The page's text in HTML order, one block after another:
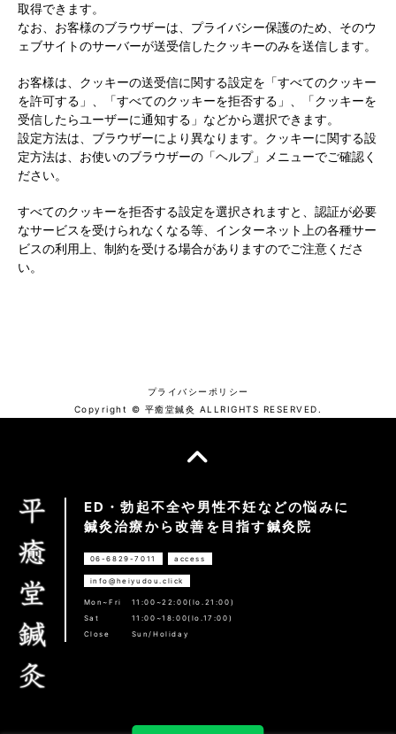
取得できます。
なお、お客様のブラウザーは、プライバシー保護のため、そのウ
ェブサイトのサーバーが送受信したクッキーのみを送信します。
お客様は、クッキーの送受信に関する設定を「すべてのクッキー
を許可する」、「すべてのクッキーを拒否する」、「クッキーを
受信したらユーザーに通知する」などから選択できます。
設定方法は、ブラウザーにより異なります。クッキーに関する設
定方法は、お使いのブラウザーの「ヘルプ」メニューでご確認く
ださい。
すべてのクッキーを拒否する設定を選択されますと、認証が必要
なサービスを受けられなくなる等、インターネット上の各種サー
ビスの利用上、制約を受ける場合がありますのでご注意くださ
い。
プライバシーポリシー
Copyright © 平癒堂鍼灸 ALLRIGHTS RESERVED.
ED・勃起不全や男性不妊などの悩みに
鍼灸治療から改善を目指す鍼灸院
06-6829-7011 access
info@heiyudou.click
Mon~Fri
11:00~22:00(lo.21:00)
Sat
11:00~18:00(lo.17:00)
Close
Sun/Holiday